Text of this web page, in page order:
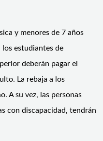
y menores de 7 años
estudiantes de
deberán pagar el
La rebaja a los
A su vez, las personas
con discapacidad, tendrán